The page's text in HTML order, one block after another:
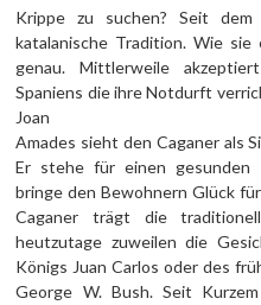
Krippe zu suchen? Seit
katalanische Tradition. Wie
genau. Mittlerweile
Spaniens die ihre Notdurft
Joan
Amades sieht den Caganer als
Er stehe für einen gesunden
bringe den Bewohnern Glück
Caganer trägt die
heutzutage zuweilen die
Königs Juan Carlos oder des
George W. Bush. Seit